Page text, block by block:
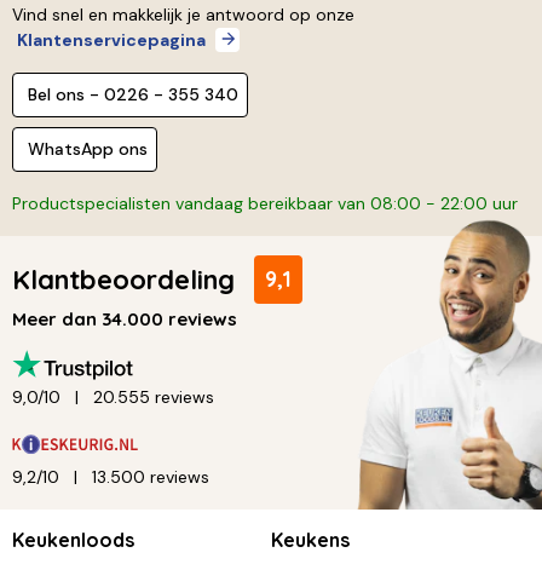
Vind snel en makkelijk je antwoord op onze
Klantenservicepagina
Bel ons - 0226 - 355 340
WhatsApp ons
Productspecialisten vandaag bereikbaar van 08:00 - 22:00 uur
Klantbeoordeling 9,1
Meer dan 34.000 reviews
9,0/10 20.555 reviews
9,2/10 13.500 reviews
Keukenloods Keukens